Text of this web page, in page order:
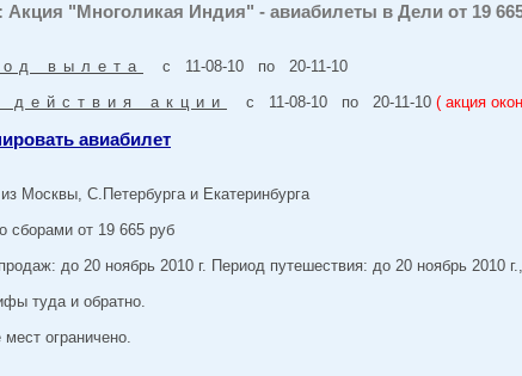
Акция "Многоликая Индия" - авиабилеты в Дели от 19
вылета
с 11-08-10 по 20-11-10
действия акции
с 11-08-10 по 20-11-10 ( акция
авиабилет
Москвы, С.Петербурга и Екатеринбурга
сборами от 19 665 руб
до 20 ноябрь 2010 г. Период путешествия: до 20 ноябрь 2010
туда и обратно.
мест ограничено.